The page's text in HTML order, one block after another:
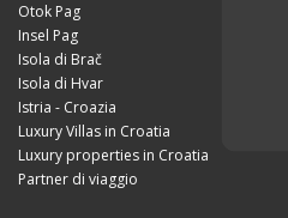
Otok Pag
Insel Pag
Isola di Brač
Isola di Hvar
Istria - Croazia
Luxury Villas in Croatia
Luxury properties in Croatia
Partner di viaggio